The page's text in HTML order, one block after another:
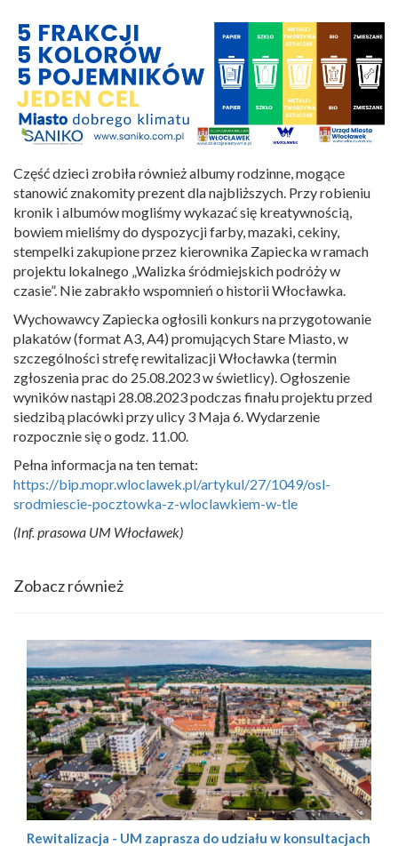
Część dzieci zrobiła również albumy rodzinne, mogące
stanowić znakomity prezent dla najbliższych. Przy robieniu
kronik i albumów mogliśmy wykazać się kreatywnością,
bowiem mieliśmy do dyspozycji farby, mazaki, cekiny,
stempelki zakupione przez kierownika Zapiecka w ramach
projektu lokalnego „Walizka śródmiejskich podróży w
czasie”. Nie zabrakło wspomnień o historii Włocławka.
Wychowawcy Zapiecka ogłosili konkurs na przygotowanie
plakatów (format A3, A4) promujących Stare Miasto, w
szczególności strefę rewitalizacji Włocławka (termin
zgłoszenia prac do 25.08.2023 w świetlicy). Ogłoszenie
wyników nastąpi 28.08.2023 podczas finału projektu przed
siedzibą placówki przy ulicy 3 Maja 6. Wydarzenie
rozpocznie się o godz. 11.00.
Pełna informacja na ten temat:
https://bip.mopr.wloclawek.pl/artykul/27/1049/osl-
srodmiescie-pocztowka-z-wloclawkiem-w-tle
(Inf. prasowa UM Włocławek)
Zobacz również
Rewitalizacja - UM zaprasza do udziału w konsultacjach